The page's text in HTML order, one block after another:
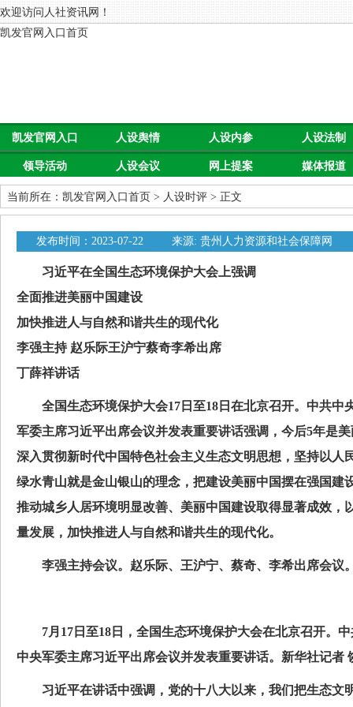
欢迎访问人社资讯网！
凯发官网入口首页
凯发官网入口
首页
人设舆情 人设内参 人设法制
领导活动 人设会议 网上提案 媒体报道
当前所在： 凯发官网入口首页 > 人设时评 > 正文
发布时间：2023-07-22 来源: 贵州人力资源和社会保障网
习近平在全国生态环境保护大会上强调
全面推进美丽中国建设
加快推进人与自然和谐共生的现代化
李强主持 赵乐际王沪宁蔡奇李希出席
丁薛祥讲话
全国生态环境保护大会17日至18日在北京召开。中共中
军委主席习近平出席会议并发表重要讲话强调，今后5年是
深入贯彻新时代中国特色社会主义生态文明思想，坚持以人
绿水青山就是金山银山的理念，把建设美丽中国摆在强国建
推动城乡人居环境明显改善、美丽中国建设取得显著成效，
量发展，加快推进人与自然和谐共生的现代化。
李强主持会议。赵乐际、王沪宁、蔡奇、李希出席会议
7月17日至18日，全国生态环境保护大会在北京召开。中
中央军委主席习近平出席会议并发表重要讲话。新华社记者
习近平在讲话中强调，党的十八大以来，我们把生态文